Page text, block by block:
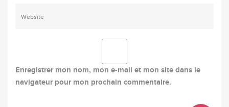
Enregistrer mon nom, mon e-mail et mon site dans le
navigateur pour mon prochain commentaire.